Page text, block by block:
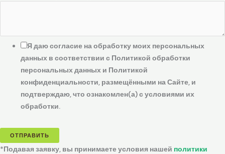
Я даю согласие на обработку моих персональных
данных в соответствии с Политикой обработки
персональных данных и Политикой
конфиденциальности, размещёнными на Сайте, и
подтверждаю, что ознакомлен(а) с условиями их
обработки.
ОТПРАВИТЬ
*Подавая заявку, вы принимаете условия нашей политики